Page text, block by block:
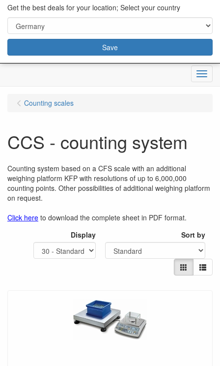
content="18/11/2025″/>
Menu
Counting scales
CCS - counting system
Counting system based on a CFS scale with an additional
weighing platform KFP with resolutions of up to 6,000,000
counting points. Other possibilities of additional weighing platform
on request.
Click here to download the complete sheet in PDF format.
Display
Sort by
Get the best deals for your location; Select your country
Save